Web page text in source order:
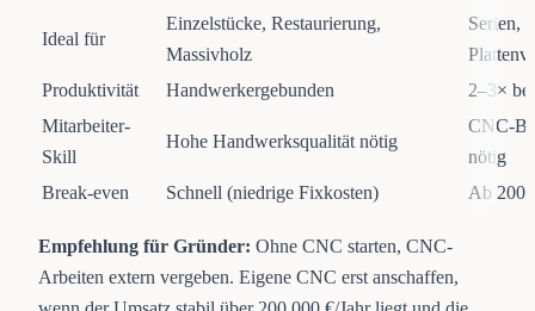
Ideal für
Einzelstücke, Restaurierung,
Massivholz
Serien,
Produktivität
Handwerkergebunden
2–3×
Mitarbeiter-
Skill
Hohe Handwerksqualität nötig
CNC-
nötig
Break-even
Schnell (niedrige Fixkosten) Ab
Empfehlung für Gründer: Ohne CNC starten, CNC-
Arbeiten extern vergeben. Eigene CNC erst anschaffen,